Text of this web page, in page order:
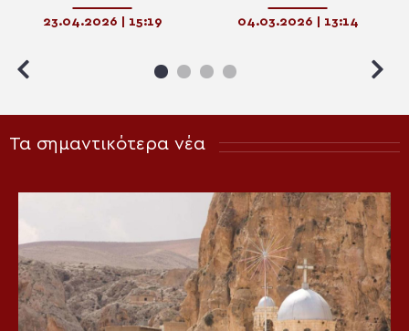
23.04.2026 | 15:19
εγκράτεια στη Θεοφάνεια:
Το πνευματικό νόημα της
04.03.2026 | 13:14
Τα σημαντικότερα νέα